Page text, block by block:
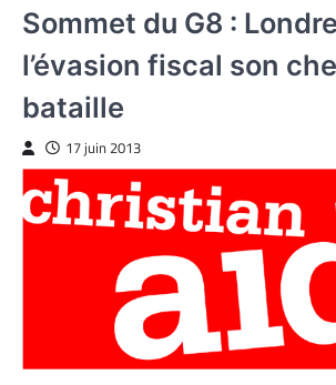
Sommet du G8 :
l’évasion fiscal son
bataille
17 juin 2013